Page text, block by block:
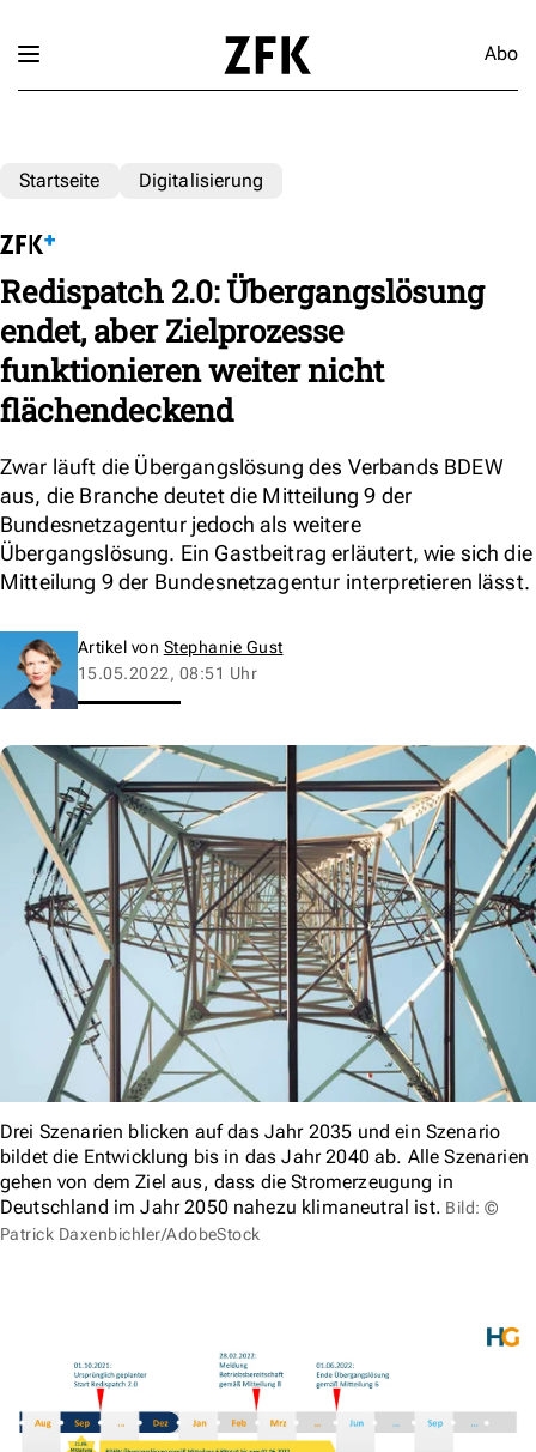
Abo
Startseite Digitalisierung
Redispatch 2.0: Übergangslösung
endet, aber Zielprozesse
funktionieren weiter nicht
flächendeckend
Zwar läuft die Übergangslösung des Verbands BDEW
aus, die Branche deutet die Mitteilung 9 der
Bundesnetzagentur jedoch als weitere
Übergangslösung. Ein Gastbeitrag erläutert, wie sich die
Mitteilung 9 der Bundesnetzagentur interpretieren lässt.
Artikel von Stephanie Gust
15.05.2022, 08:51 Uhr
Drei Szenarien blicken auf das Jahr 2035 und ein Szenario
bildet die Entwicklung bis in das Jahr 2040 ab. Alle Szenarien
gehen von dem Ziel aus, dass die Stromerzeugung in
Deutschland im Jahr 2050 nahezu klimaneutral ist. Bild: ©
Patrick Daxenbichler/AdobeStock